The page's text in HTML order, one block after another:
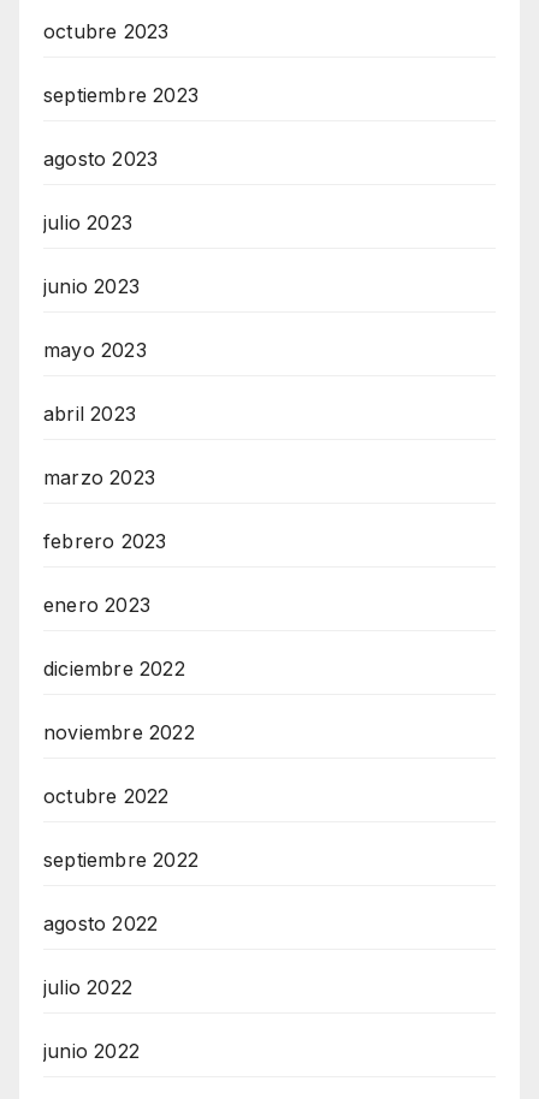
octubre 2023
septiembre 2023
agosto 2023
julio 2023
junio 2023
mayo 2023
abril 2023
marzo 2023
febrero 2023
enero 2023
diciembre 2022
noviembre 2022
octubre 2022
septiembre 2022
agosto 2022
julio 2022
junio 2022